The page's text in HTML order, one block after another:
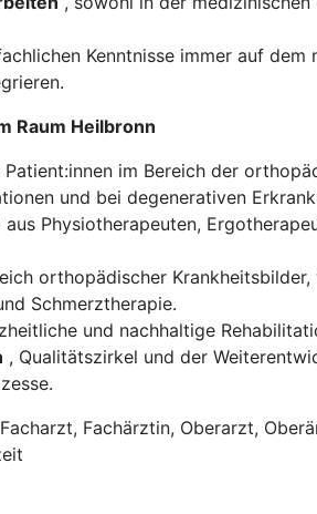
Kenntnisse immer auf
Raum Heilbronn
Patient:innen im Bereich der
und bei degenerativen
aus Physiotherapeuten,
orthopädischer
Schmerztherapie.
und nachhaltige
, Qualitätszirkel und der
Facharzt, Fachärztin, Oberarzt,